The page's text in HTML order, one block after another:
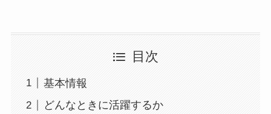
目次
基本情報
どんなときに活躍するか